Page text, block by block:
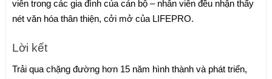
viên trong các gia đình của cán bộ – nhân viên đều nhận thấy
nét văn hóa thân thiện, cởi mở của LIFEPRO.
Lời kết
Trải qua chặng đường hơn 15 năm hình thành và phát triển,